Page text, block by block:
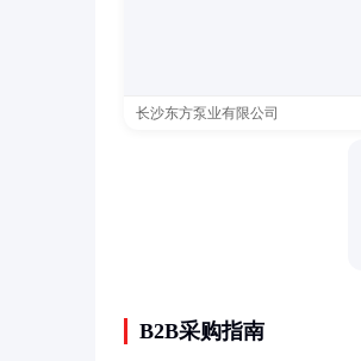
长沙东方泵业有限公司
B2B采购指南